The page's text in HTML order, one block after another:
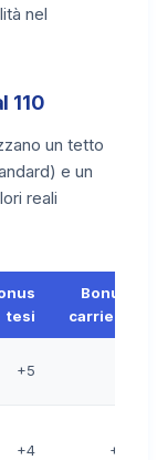
nel
110
un tetto
e un
reali
tesi
Bonus
carriera
+5
+4 +0